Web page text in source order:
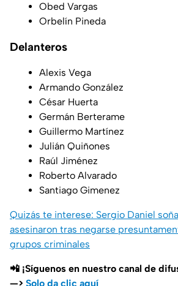
Obed Vargas
Orbelín Pineda
Delanteros
Alexis Vega
Armando González
César Huerta
Germán Berterame
Guillermo Martínez
Julián Quiñones
Raúl Jiménez
Roberto Alvarado
Santiago Gimenez
Quizás te interese: Sergio Daniel
asesinaron tras negarse
grupos criminales
📲 ¡Síguenos en nuestro canal de
—> Solo da clic aquí